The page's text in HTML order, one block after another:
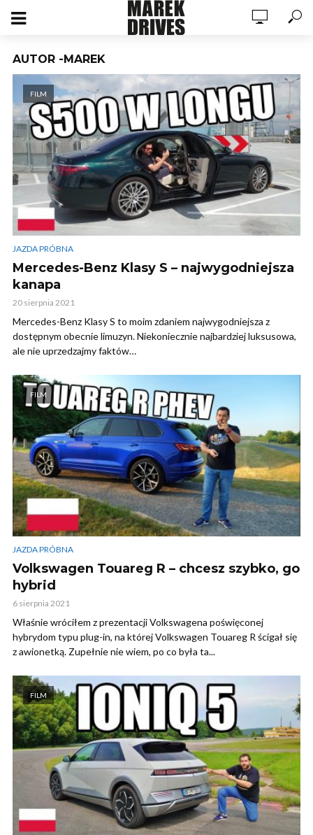
AUTOR -MAREK
FILM
JAZDA PRÓBNA
Mercedes-Benz Klasy S – najwygodniejsza
kanapa
20 sierpnia 2021
Mercedes-Benz Klasy S to moim zdaniem najwygodniejsza z
dostępnym obecnie limuzyn. Niekoniecznie najbardziej luksusowa,
ale nie uprzedzajmy faktów…
FILM
JAZDA PRÓBNA
Volkswagen Touareg R – chcesz szybko, go
hybrid
6 sierpnia 2021
Właśnie wróciłem z prezentacji Volkswagena poświęconej
hybrydom typu plug-in, na której Volkswagen Touareg R ścigał się
z awionetką. Zupełnie nie wiem, po co była ta...
FILM